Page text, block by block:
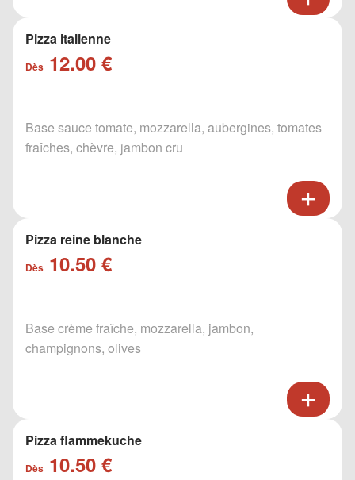
Pizza italienne
Dès 12.00 €
Base sauce tomate, mozzarella, aubergines, tomates
fraîches, chèvre, jambon cru
Pizza reine blanche
Dès 10.50 €
Base crème fraîche, mozzarella, jambon,
champignons, olives
Pizza flammekuche
Dès 10.50 €